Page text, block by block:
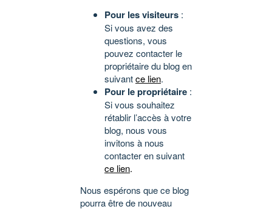
Pour les visiteurs :
Si vous avez des
questions, vous
pouvez contacter le
propriétaire du blog en
suivantce lien.
Pour le propriétaire :
Si vous souhaitez
rétablir l’accès à votre
blog, nous vous
invitons à nous
contacter en suivant
ce lien.
Nous espérons que ce blog
pourra être de nouveau